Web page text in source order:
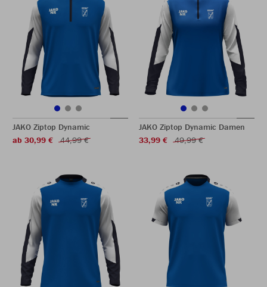
JAKO Ziptop Dynamic
ab 30,99 €
44,99 €
JAKO Ziptop Dynamic Damen
33,99 €
49,99 €